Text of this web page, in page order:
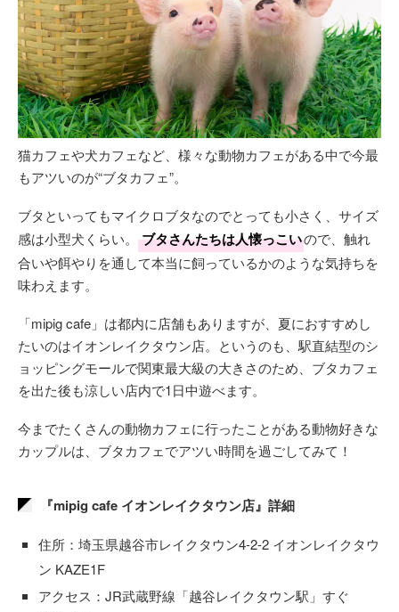
猫カフェや犬カフェなど、様々な動物カフェがある中で今最
もアツいのが“ブタカフェ”。
ブタといってもマイクロブタなのでとっても小さく、サイズ
感は小型犬くらい。
ブタさんたちは人懐っこいので、触れ
合いや餌やりを通して本当に飼っているかのような気持ちを
味わえます。
「mipig cafe」は都内に店舗もありますが、夏におすすめし
たいのはイオンレイクタウン店。というのも、駅直結型のシ
ョッピングモールで関東最大級の大きさのため、ブタカフェ
を出た後も涼しい店内で1日中遊べます。
今までたくさんの動物カフェに行ったことがある動物好きな
カップルは、ブタカフェでアツい時間を過ごしてみて！
『mipig cafe イオンレイクタウン店』詳細
住所：埼玉県越谷市レイクタウン4-2-2 イオンレイクタウ
ン KAZE1F
アクセス：JR武蔵野線「越谷レイクタウン駅」すぐ